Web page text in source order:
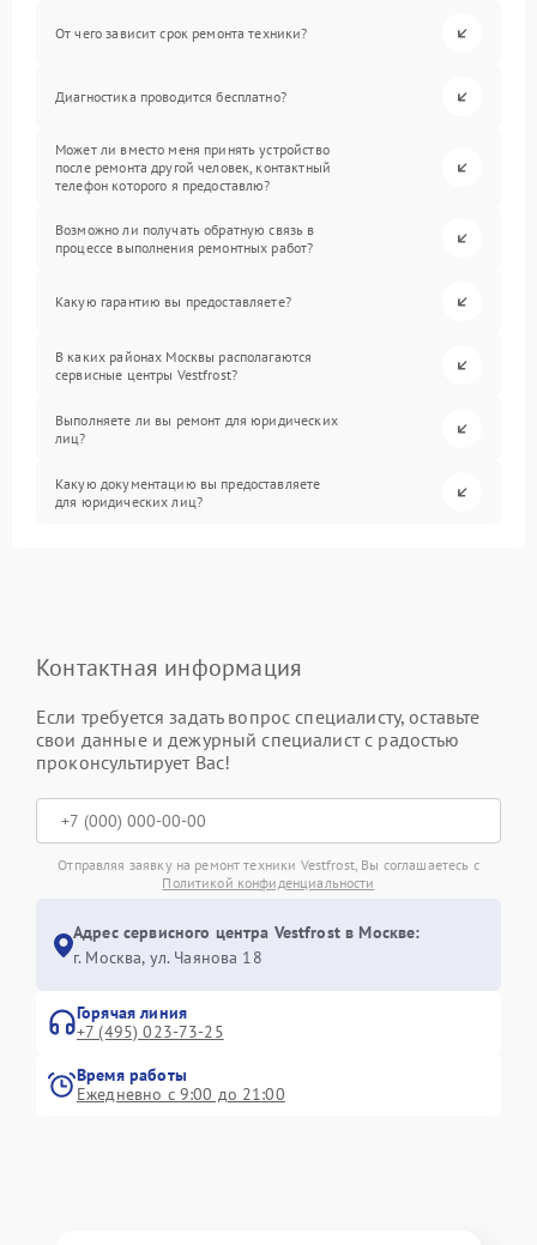
От чего зависит срок ремонта техники?
Диагностика проводится бесплатно?
Может ли вместо меня принять устройство
после ремонта другой человек, контактный
телефон которого я предоставлю?
Возможно ли получать обратную связь в
процессе выполнения ремонтных работ?
Какую гарантию вы предоставляете?
В каких районах Москвы располагаются
сервисные центры Vestfrost?
Выполняете ли вы ремонт для юридических
лиц?
Какую документацию вы предоставляете
для юридических лиц?
Контактная информация
Если требуется задать вопрос специалисту, оставьте
свои данные и дежурный специалист с радостью
проконсультирует Вас!
Отправляя заявку на ремонт техники Vestfrost, Вы соглашаетесь с
Политикой конфиденциальности
Адрес сервисного центра Vestfrost в Москве:
г. Москва, ул. Чаянова 18
Горячая линия
+7 (495) 023-73-25
Время работы
Ежедневно с 9:00 до 21:00